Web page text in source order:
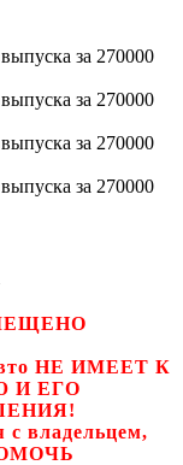
НЕ ИМЕЕТ К
И ЕГО
с владельцем,